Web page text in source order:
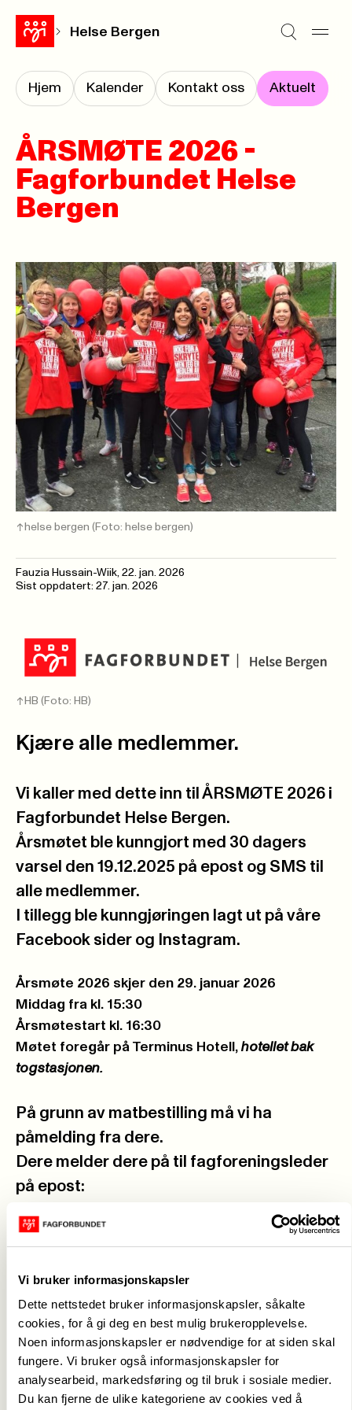
Vi bruker informasjonskapsler
Dette nettstedet bruker informasjonskapsler, såkalte
cookies, for å gi deg en best mulig brukeropplevelse.
Noen informasjonskapsler er nødvendige for at siden skal
fungere. Vi bruker også informasjonskapsler for
analysearbeid, markedsføring og til bruk i sosiale medier.
Du kan fjerne de ulike kategoriene av cookies ved å
Helse Bergen
Hjem Kalender Kontakt oss Aktuelt
ÅRSMØTE 2026 -
Fagforbundet Helse
Bergen
helse bergen (Foto: helse bergen)
Fauzia Hussain-Wiik, 22. jan. 2026
Sist oppdatert: 27. jan. 2026
-> HB (Foto: HB)
Kjære alle medlemmer.
Vi kaller med dette inn til ÅRSMØTE 2026 i
Fagforbundet Helse Bergen.
Årsmøtet ble kunngjort med 30 dagers
varsel den 19.12.2025 på epost og SMS til
alle medlemmer.
I tillegg ble kunngjøringen lagt ut på våre
Facebook sider og Instagram.
Årsmøte 2026 skjer den 29. januar 2026
Middag fra kl. 15:30
Årsmøtestart kl. 16:30
Møtet foregår på Terminus Hotell, hotellet bak
togstasjonen.
På grunn av matbestilling må vi ha
påmelding fra dere.
Dere melder dere på til fagforeningsleder
på epost:
fauzia.hussain-wiik@fagforbundet.org
eller
*Matallergier oppgis ved påmelding.
Årsmøtepapirer 2026:
Vedlagt følger en samlefil med alle
årsmøtepapirer for alle sakene i henhold til